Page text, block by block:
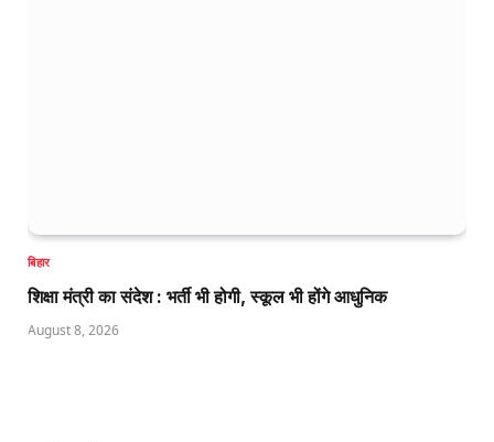
बिहार
शिक्षा मंत्री का संदेश : भर्ती भी होगी, स्कूल भी होंगे आधुनिक
August 8, 2026